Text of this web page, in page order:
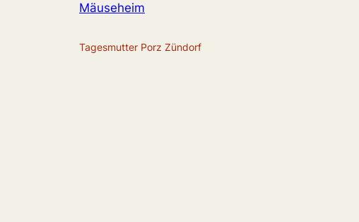
Mäuseheim
Tagesmutter Porz Zündorf